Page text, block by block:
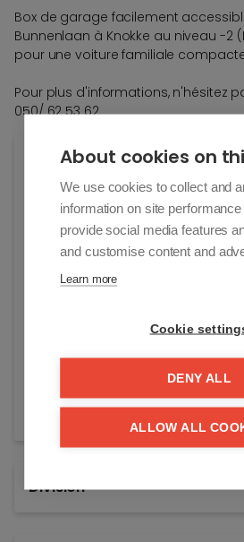
Box de garage facilement
Bunnenlaan à Knokke au niveau -2
pour une voiture familiale
Pour plus d'informations, n'hésitez
050/ 62 53 62
Général
Adresse:
Van Bunnenlaan 39-C/B94
Knokke-Heist
Prix demandé:
à l'acte
Division
About cookies on
We use cookies to collect and
information on site
provide social media features
and customise content and
Learn more
Cookie
DENY ALL
ALLOW ALL